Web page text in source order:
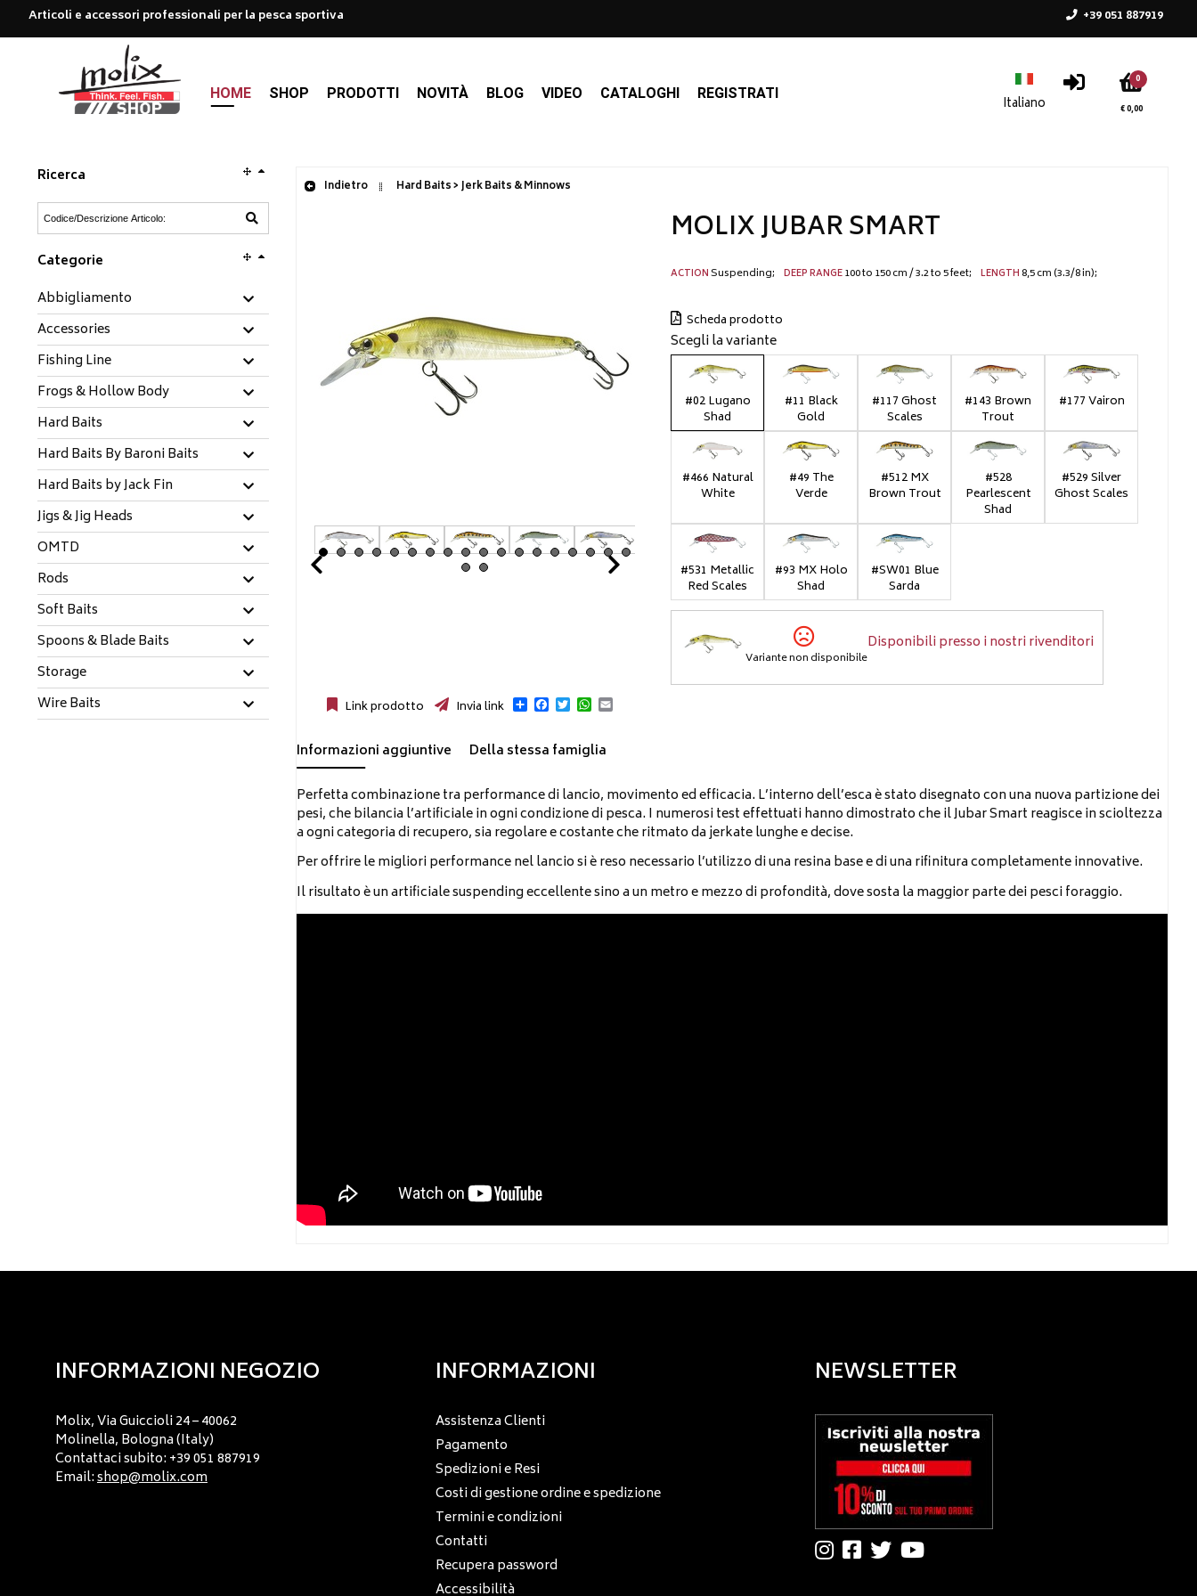
Articoli e accessori professionali per la pesca sportiva +39 051 887919
0
€ 0,00
HOME SHOP PRODOTTI NOVITÀ BLOG VIDEO CATALOGHI REGISTRATI
Ricerca
Categorie
Abbigliamento
Accessories
Fishing Line
Frogs & Hollow Body
Hard Baits
Hard Baits By Baroni Baits
Hard Baits by Jack Fin
Jigs & Jig Heads
OMTD
Rods
Soft Baits
Spoons & Blade Baits
Storage
Wire Baits
Indietro Hard Baits > Jerk Baits & Minnows
MOLIX JUBAR SMART
ACTIONSuspending DEEP RANGE100 to 150 cm / 3.2 to 5 feet LENGTH8,5 cm (3.3/8 in)
Scheda prodotto
Scegli la variante
#02 Lugano
Shad
#11 Black
Gold
#117 Ghost
Scales
#143 Brown
Trout
#177 Vairon
#466 Natural
White
#49 The
Verde
#512 MX
Brown Trout
#528
Pearlescent
Shad
#529 Silver
Ghost Scales
#531 Metallic
Red Scales
#93 MX Holo
Shad
#SW01 Blue
Sarda
Variante non disponibile
Disponibili presso i nostri rivenditori
Link prodotto Invia link Condividi
Facebook
TwitterWhatsApp
Email
Informazioni aggiuntive
Della stessa famiglia
Perfetta combinazione tra performance di lancio, movimento ed efficacia. L’interno dell’esca è stato disegnato con una nuova partizione dei
pesi, che bilancia l’artificiale in ogni condizione di pesca. I numerosi test effettuati hanno dimostrato che il Jubar Smart reagisce in scioltezza
a ogni categoria di recupero, sia regolare e costante che ritmato da jerkate lunghe e decise.
Per offrire le migliori performance nel lancio si è reso necessario l’utilizzo di una resina base e di una rifinitura completamente innovative.
Il risultato è un artificiale suspending eccellente sino a un metro e mezzo di profondità, dove sosta la maggior parte dei pesci foraggio.
INFORMAZIONI NEGOZIO
Molix, Via Guiccioli 24 – 40062
Molinella, Bologna (Italy)
Contattaci subito: +39 051 887919
Email:shop@molix.com
INFORMAZIONI
Assistenza Clienti
Pagamento
Spedizioni e Resi
Costi di gestione ordine e spedizione
Termini e condizioni
Contatti
Recupera password
Accessibilità
NEWSLETTER